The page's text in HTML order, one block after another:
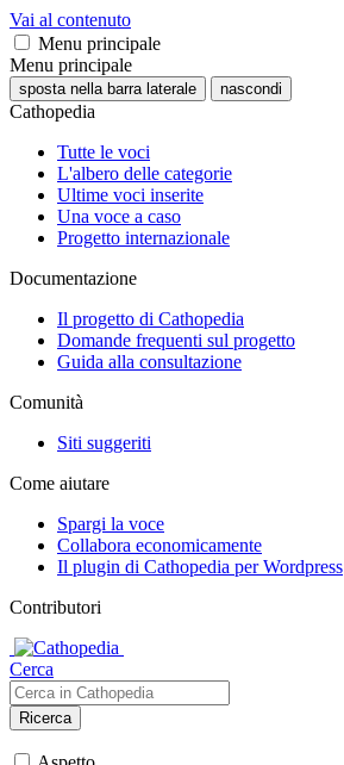
Vai al contenuto
Menu principale
Menu principale
sposta nella barra laterale nascondi
Cathopedia
Tutte le voci
L'albero delle categorie
Ultime voci inserite
Una voce a caso
Progetto internazionale
Documentazione
Il progetto di Cathopedia
Domande frequenti sul progetto
Guida alla consultazione
Comunità
Siti suggeriti
Come aiutare
Spargi la voce
Collabora economicamente
Il plugin di Cathopedia per Wordpress
Contributori
Cerca
Ricerca